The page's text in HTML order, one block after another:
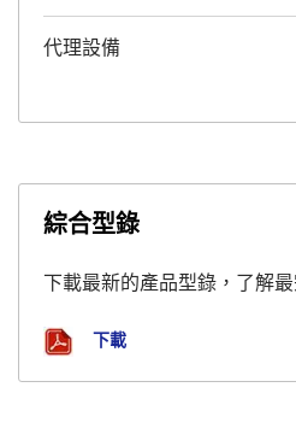
代理設備
綜合型錄
下載最新的產品型錄，了解
下載